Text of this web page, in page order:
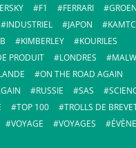
F1 FERRARI
INDUSTRIEL JAPON
KIMBERLEY
KOURILES
PRODUIT
LONDRES
ON THE ROAD AGAIN
RUSSIE SAS
TOP 100 TROLLS DE
VOYAGE VOYAGES